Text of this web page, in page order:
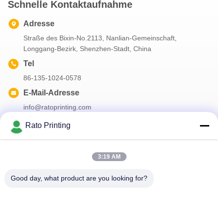
Schnelle Kontaktaufnahme
Adresse
Straße des Bixin-No.2113, Nanlian-Gemeinschaft,
Longgang-Bezirk, Shenzhen-Stadt, China
Tel
86-135-1024-0578
E-Mail-Adresse
info@ratoprinting.com
Abonnieren Sie unseren Newsletter für Rabatte und mehr.
Rato Printing
3:19 AM
Good day, what product are you looking for?